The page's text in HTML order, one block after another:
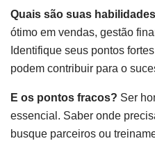
Quais são suas
ótimo em vendas, gestão
Identifique seus pontos
podem contribuir para o
E os pontos fracos? Ser
essencial. Saber onde
busque parceiros ou